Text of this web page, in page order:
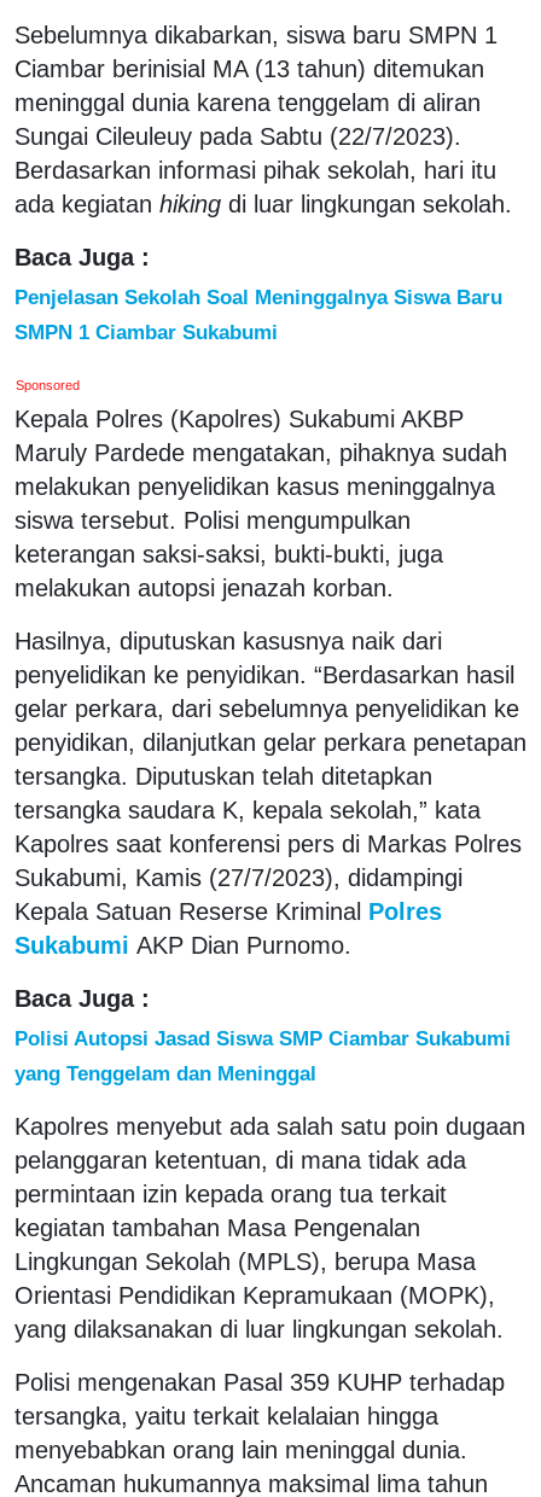
Sebelumnya dikabarkan, siswa baru SMPN 1
Ciambar berinisial MA (13 tahun) ditemukan
meninggal dunia karena tenggelam di aliran
Sungai Cileuleuy pada Sabtu (22/7/2023).
Berdasarkan informasi pihak sekolah, hari itu
ada kegiatan hiking di luar lingkungan sekolah.
Baca Juga :
Penjelasan Sekolah Soal Meninggalnya Siswa Baru
SMPN 1 Ciambar Sukabumi
Sponsored
Kepala Polres (Kapolres) Sukabumi AKBP
Maruly Pardede mengatakan, pihaknya sudah
melakukan penyelidikan kasus meninggalnya
siswa tersebut. Polisi mengumpulkan
keterangan saksi-saksi, bukti-bukti, juga
melakukan autopsi jenazah korban.
Hasilnya, diputuskan kasusnya naik dari
penyelidikan ke penyidikan. “Berdasarkan hasil
gelar perkara, dari sebelumnya penyelidikan ke
penyidikan, dilanjutkan gelar perkara penetapan
tersangka. Diputuskan telah ditetapkan
tersangka saudara K, kepala sekolah,” kata
Kapolres saat konferensi pers di Markas Polres
Sukabumi, Kamis (27/7/2023), didampingi
Kepala Satuan Reserse Kriminal Polres
Sukabumi AKP Dian Purnomo.
Baca Juga :
Polisi Autopsi Jasad Siswa SMP Ciambar Sukabumi
yang Tenggelam dan Meninggal
Kapolres menyebut ada salah satu poin dugaan
pelanggaran ketentuan, di mana tidak ada
permintaan izin kepada orang tua terkait
kegiatan tambahan Masa Pengenalan
Lingkungan Sekolah (MPLS), berupa Masa
Orientasi Pendidikan Kepramukaan (MOPK),
yang dilaksanakan di luar lingkungan sekolah.
Polisi mengenakan Pasal 359 KUHP terhadap
tersangka, yaitu terkait kelalaian hingga
menyebabkan orang lain meninggal dunia.
Ancaman hukumannya maksimal lima tahun